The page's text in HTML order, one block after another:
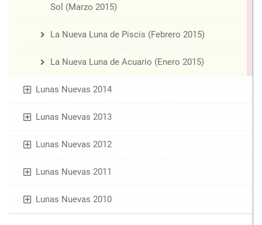
Sol (Marzo 2015)
La Nueva Luna de Piscis (Febrero 2015)
La Nueva Luna de Acuario (Enero 2015)
Lunas Nuevas 2014
Lunas Nuevas 2013
Lunas Nuevas 2012
Lunas Nuevas 2011
Lunas Nuevas 2010